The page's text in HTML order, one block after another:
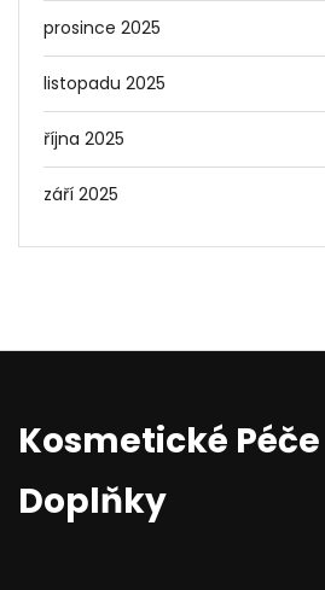
prosince 2025
listopadu 2025
října 2025
září 2025
Kosmetické
Doplňky